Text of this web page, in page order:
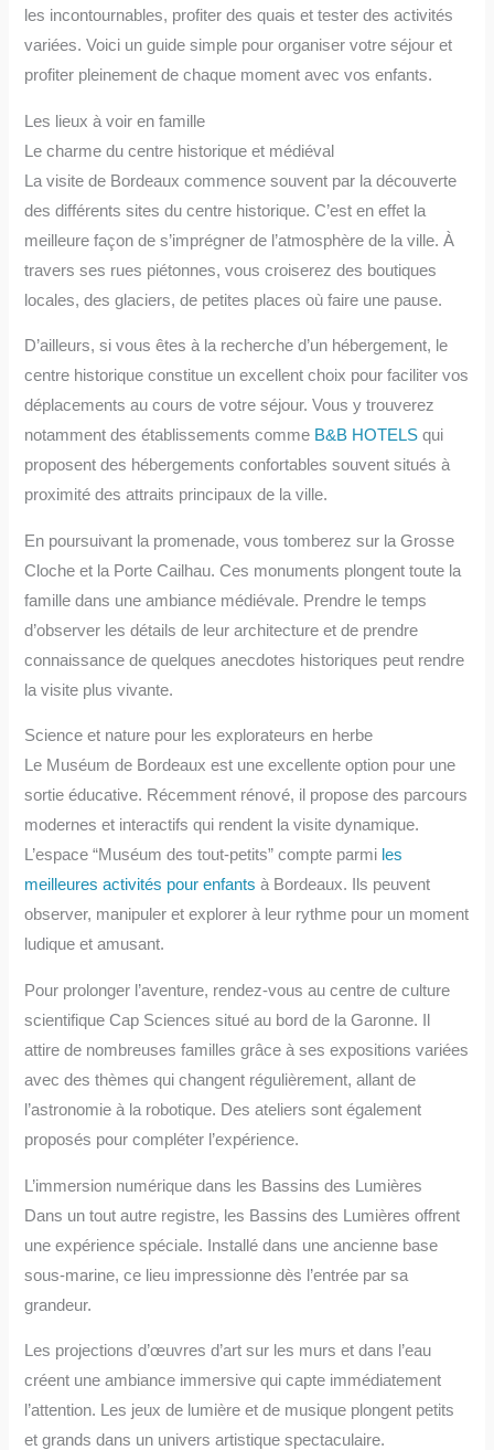
les incontournables, profiter des quais et tester des activités
variées. Voici un guide simple pour organiser votre séjour et
profiter pleinement de chaque moment avec vos enfants.
Les lieux à voir en famille
Le charme du centre historique et médiéval
La visite de Bordeaux commence souvent par la découverte
des différents sites du centre historique. C’est en effet la
meilleure façon de s’imprégner de l’atmosphère de la ville. À
travers ses rues piétonnes, vous croiserez des boutiques
locales, des glaciers, de petites places où faire une pause.
D’ailleurs, si vous êtes à la recherche d’un hébergement, le
centre historique constitue un excellent choix pour faciliter vos
déplacements au cours de votre séjour. Vous y trouverez
notamment des établissements comme B&B HOTELS qui
proposent des hébergements confortables souvent situés à
proximité des attraits principaux de la ville.
En poursuivant la promenade, vous tomberez sur la Grosse
Cloche et la Porte Cailhau. Ces monuments plongent toute la
famille dans une ambiance médiévale. Prendre le temps
d’observer les détails de leur architecture et de prendre
connaissance de quelques anecdotes historiques peut rendre
la visite plus vivante.
Science et nature pour les explorateurs en herbe
Le Muséum de Bordeaux est une excellente option pour une
sortie éducative. Récemment rénové, il propose des parcours
modernes et interactifs qui rendent la visite dynamique.
L’espace “Muséum des tout-petits” compte parmi les
meilleures activités pour enfants à Bordeaux. Ils peuvent
observer, manipuler et explorer à leur rythme pour un moment
ludique et amusant.
Pour prolonger l’aventure, rendez-vous au centre de culture
scientifique Cap Sciences situé au bord de la Garonne. Il
attire de nombreuses familles grâce à ses expositions variées
avec des thèmes qui changent régulièrement, allant de
l’astronomie à la robotique. Des ateliers sont également
proposés pour compléter l’expérience.
L’immersion numérique dans les Bassins des Lumières
Dans un tout autre registre, les Bassins des Lumières offrent
une expérience spéciale. Installé dans une ancienne base
sous-marine, ce lieu impressionne dès l’entrée par sa
grandeur.
Les projections d’œuvres d’art sur les murs et dans l’eau
créent une ambiance immersive qui capte immédiatement
l’attention. Les jeux de lumière et de musique plongent petits
et grands dans un univers artistique spectaculaire.